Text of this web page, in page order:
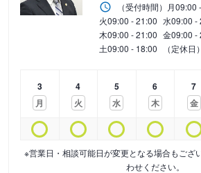
（受付時間） 月09:00
火09:00 - 21:00 水09:00 -
木09:00 - 21:00 金09:00 -
土09:00 - 18:00 （定休
3
月
4
火
5
水
6
木
7
金
※営業日・相談可能日が変更となる場合もござ
わせください。